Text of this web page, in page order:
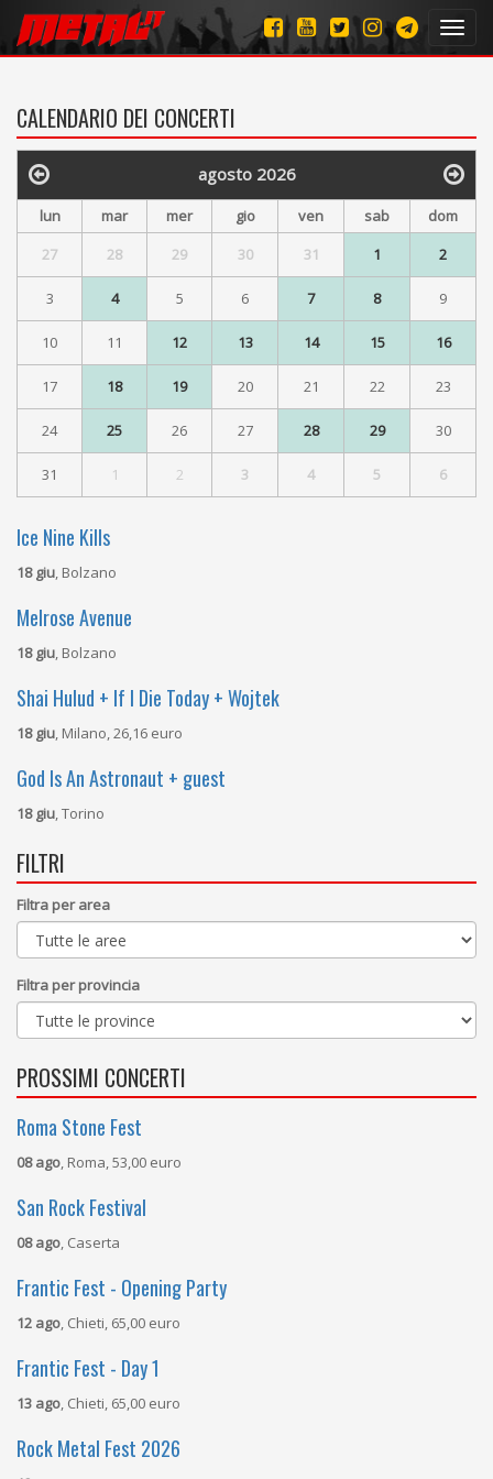
CALENDARIO DEI CONCERTI
agosto 2026
lun mar mer gio ven sab
dom
27
28 29 30 31 1 2
3 4 5 6 7 8 9
10 11 12 13 14 15 16
17 18 19 20 21 22 23
24 25 26 27 28 29 30
31 1 2 3 4 5 6
Ice Nine Kills
18 giu, Bolzano
Melrose Avenue
18 giu, Bolzano
Shai Hulud + If I Die Today + Wojtek
18 giu, Milano, 26,16 euro
God Is An Astronaut + guest
18 giu, Torino
FILTRI
Filtra per area
Filtra per provincia
PROSSIMI CONCERTI
Roma Stone Fest
08 ago, Roma, 53,00 euro
San Rock Festival
08 ago, Caserta
Frantic Fest - Opening Party
12 ago, Chieti, 65,00 euro
Frantic Fest - Day 1
13 ago, Chieti, 65,00 euro
Rock Metal Fest 2026